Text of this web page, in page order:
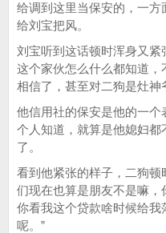
给调到这里当保安的，一方
给刘宝把风。
刘宝听到这话顿时浑身又
这个家伙怎么什么都知道，
相信了，甚至对二狗是灶神
他信用社的保安是他的一
个人知道，就算是他媳妇
了。
看到他紧张的样子，二狗顿
们现在也算是朋友不是嘛，
你看我这个贷款啥时候给
呢。”